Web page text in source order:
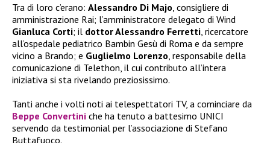
Tra di loro c’erano: Alessandro Di Majo , consigliere di
amministrazione Rai; l’amministratore delegato di Wind
Gianluca Corti; il dottor Alessandro Ferretti , ricercatore
all’ospedale pediatrico Bambin Gesù di Roma e da sempre
vicino a Brando; e Guglielmo Lorenzo , responsabile della
comunicazione di Telethon, il cui contributo all’intera
iniziativa si sta rivelando preziosissimo.
Tanti anche i volti noti ai telespettatori TV, a cominciare da
Beppe Convertini che ha tenuto a battesimo UNICI
servendo da testimonial per l’associazione di Stefano
Buttafuoco.